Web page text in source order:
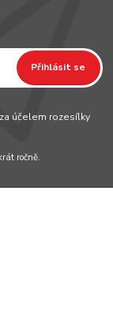
Přihlásit se
za účelem rozesílky
ročně.